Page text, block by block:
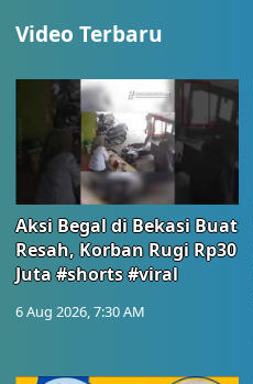
Video Terbaru
Aksi Begal di Bekasi Buat
Resah, Korban Rugi Rp30
Juta #shorts #viral
6 Aug 2026, 7:30 AM